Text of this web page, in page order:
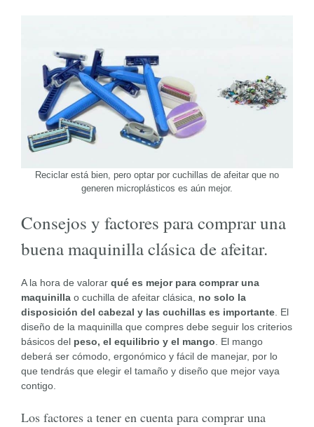
Reciclar está bien, pero optar por cuchillas de afeitar que no
generen microplásticos es aún mejor.
Consejos y factores para comprar una
buena maquinilla clásica de afeitar.
A la hora de valorar qué es mejor para comprar una
maquinilla o cuchilla de afeitar clásica, no solo la
disposición del cabezal y las cuchillas es importante . El
diseño de la maquinilla que compres debe seguir los criterios
básicos del peso, el equilibrio y el mango . El mango
deberá ser cómodo, ergonómico y fácil de manejar, por lo
que tendrás que elegir el tamaño y diseño que mejor vaya
contigo.
Los factores a tener en cuenta para comprar una